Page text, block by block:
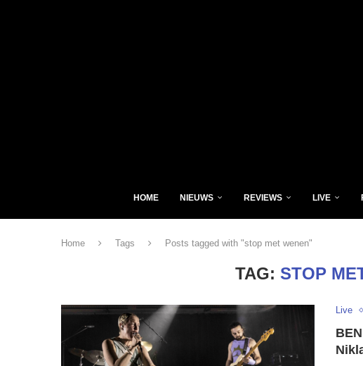
HOME NIEUWS REVIEWS LIVE
Home Tags Posts tagged with "stop met wenen"
TAG: STOP
Live